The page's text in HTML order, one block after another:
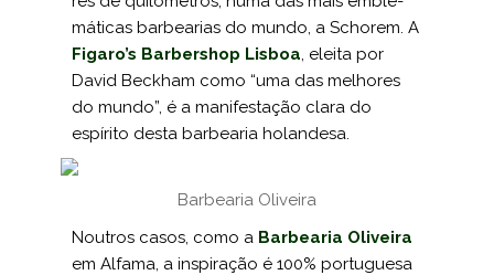
máticas barbearias do mundo, a Schorem. A
Figaro’s Barbershop Lisboa, eleita por
David Beckham como “uma das melho­res
do mundo”, é a manifestação clara do
espírito desta barbearia holandesa.
Barbearia Oliveira
Nou­tros casos, como a Barbearia Oliveira
em Alfama, a inspiração é 100% portuguesa